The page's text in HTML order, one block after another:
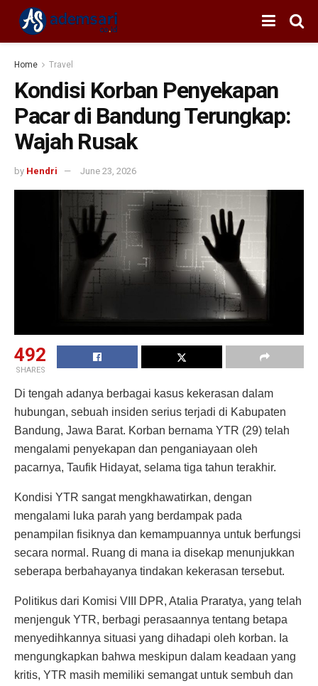
Home Travel
Kondisi Korban Penyekapan
Pacar di Bandung Terungkap:
Wajah Rusak
by Hendri June 23, 2026
492
SHARES
Di tengah adanya berbagai kasus kekerasan dalam
hubungan, sebuah insiden serius terjadi di Kabupaten
Bandung, Jawa Barat. Korban bernama YTR (29) telah
mengalami penyekapan dan penganiayaan oleh
pacarnya, Taufik Hidayat, selama tiga tahun terakhir.
Kondisi YTR sangat mengkhawatirkan, dengan
mengalami luka parah yang berdampak pada
penampilan fisiknya dan kemampuannya untuk berfungsi
secara normal. Ruang di mana ia disekap menunjukkan
seberapa berbahayanya tindakan kekerasan tersebut.
Politikus dari Komisi VIII DPR, Atalia Praratya, yang telah
menjenguk YTR, berbagi perasaannya tentang betapa
menyedihkannya situasi yang dihadapi oleh korban. Ia
mengungkapkan bahwa meskipun dalam keadaan yang
kritis, YTR masih memiliki semangat untuk sembuh dan